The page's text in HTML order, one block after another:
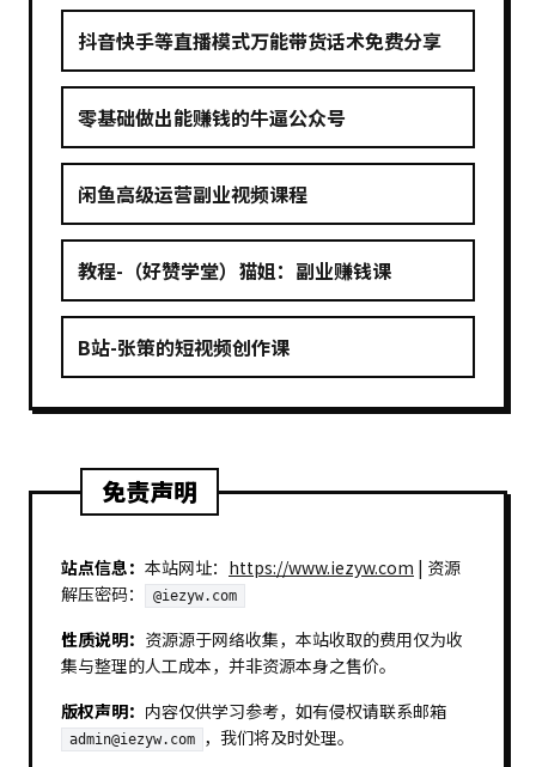
抖音快手等直播模式万能带货话术免费分享
零基础做出能赚钱的牛逼公众号
闲鱼高级运营副业视频课程
教程-（好赞学堂）猫姐：副业赚钱课
B站-张策的短视频创作课
免责声明
站点信息： 本站网址： https://www.iezyw.com | 资源
解压密码：
@iezyw.com
性质说明： 资源源于网络收集，本站收取的费用仅为收
集与整理的人工成本，并非资源本身之售价。
版权声明： 内容仅供学习参考，如有侵权请联系邮箱
admin@iezyw.com ，我们将及时处理。